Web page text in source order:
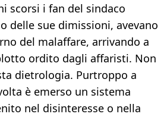
scorsi i fan del sindaco
delle sue dimissioni, avevano
del malaffare, arrivando a
ordito dagli affaristi. Non
dietrologia. Purtroppo a
è emerso un sistema
nel disinteresse o nella